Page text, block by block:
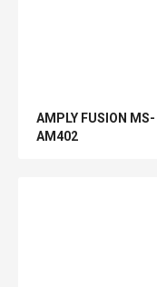
AMPLY FUSION MS-
AM402